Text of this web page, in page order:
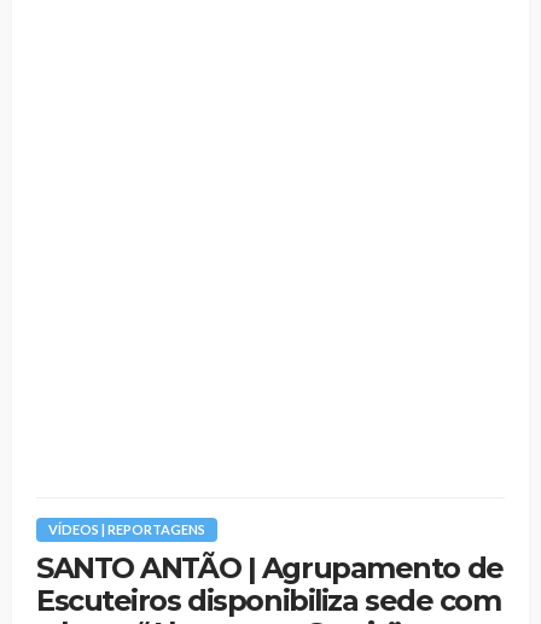
VÍDEOS | REPORTAGENS
SANTO ANTÃO | Agrupamento de
Escuteiros disponibiliza sede com